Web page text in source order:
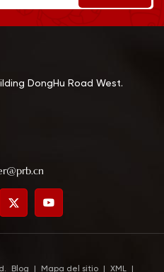
DongHu Road West.
Blog Mapa del sitio XML